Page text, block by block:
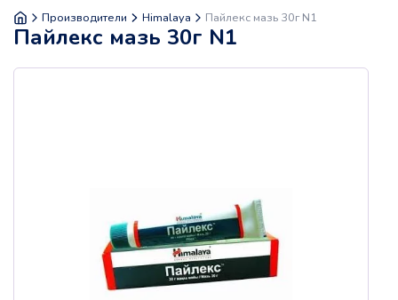
Производители Himalaya Пайлекс мазь 30г N1
Пайлекс мазь 30г N1